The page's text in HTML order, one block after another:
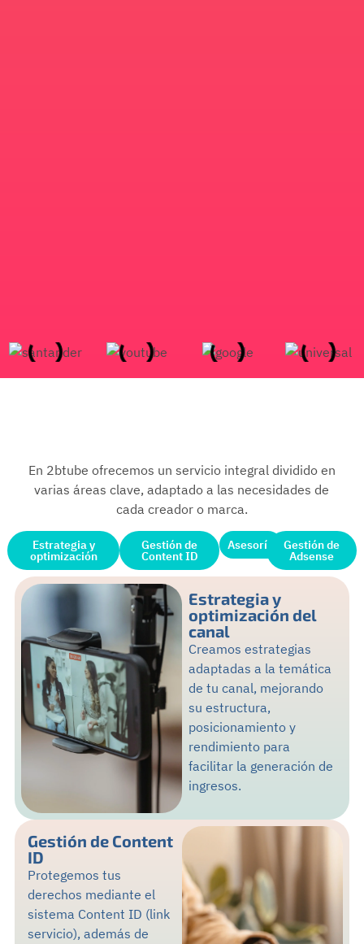
En 2btube ofrecemos un servicio integral dividido en
varias áreas clave, adaptado a las necesidades de
cada creador o marca.
Estrategia y
optimización
Gestión de
Content ID
Asesoría Gestión de
Adsense
Estrategia y
optimización del
canal
Creamos estrategias
adaptadas a la temática
de tu canal, mejorando
su estructura,
posicionamiento y
rendimiento para
facilitar la generación de
ingresos.
Gestión de Content
ID
Protegemos tus
derechos mediante el
sistema Content ID (link
servicio), además de